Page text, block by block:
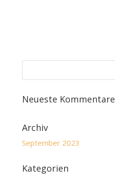
Neueste Kommentare
Archiv
September 2023
Kategorien